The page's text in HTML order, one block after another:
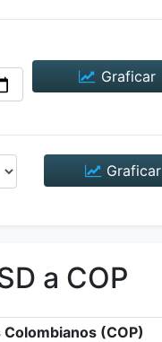
Graficar
Graficar
a COP
Colombianos (COP)